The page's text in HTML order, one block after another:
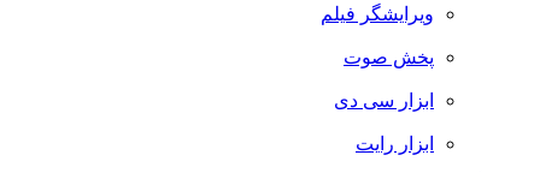
ویرایشگر فیلم
پخش صوت
ابزار سی دی
ابزار رایت